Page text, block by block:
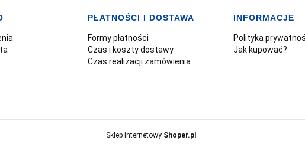
PŁATNOŚCI I DOSTAWA
Formy płatności
Czas i koszty dostawy
Czas realizacji zamówienia
INFORMACJE
Polityka
Jak kupować?
Sklep internetowy Shoper.pl